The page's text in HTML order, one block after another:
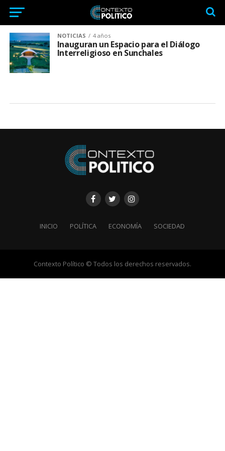
NOTICIAS 4 años
Inauguran un Espacio para el Diálogo
Interreligioso en Sunchales
INICIO POLÍTICA ECONOMÍA SOCIEDAD
Contexto Político © Todos los derechos reservados.